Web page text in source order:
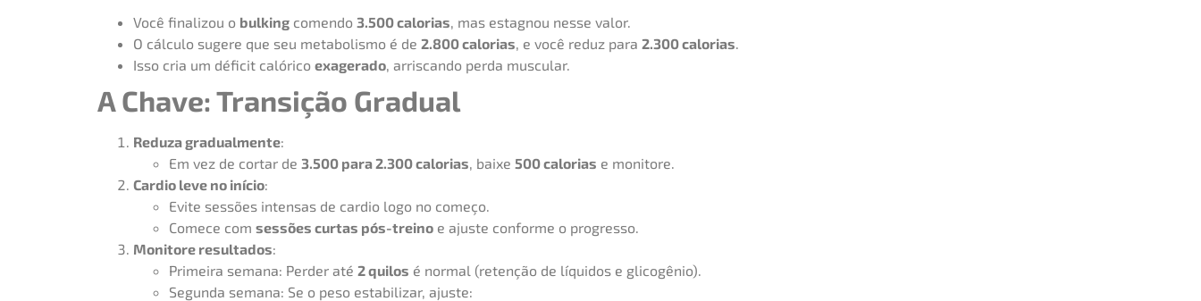
Você finalizou o bulkingcomendo 3.500 calorias , mas estagnou nesse valor.
O cálculo sugere que seu metabolismo é de 2.800 calorias , e você reduz para 2.300 calorias
Isso cria um déficit calórico exagerado, arriscando perda muscular.
A Chave: Transição Gradual
Reduza gradualmente:
Em vez de cortar de 3.500 para 2.300 calorias , baixe 500 calorias e monitore.
Cardio leve no início:
Evite sessões intensas de cardio logo no começo.
Comece com sessões curtas pós-treinoe ajuste conforme o progresso.
Monitore resultados:
Primeira semana: Perder até 2 quilos é normal (retenção de líquidos e glicogênio).
Segunda semana: Se o peso estabilizar, ajuste: